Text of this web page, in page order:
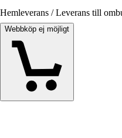
Hemleverans / Leverans till
Webbköp ej möjligt